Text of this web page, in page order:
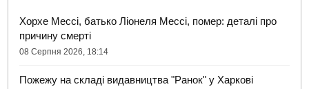
Хорхе Мессі, батько Ліонеля Мессі, помер: деталі про
причину смерті
08 Серпня 2026, 18:14
Пожежу на складі видавництва "Ранок" у Харкові